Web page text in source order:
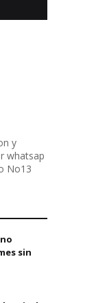
y
whatsap
No13
sin